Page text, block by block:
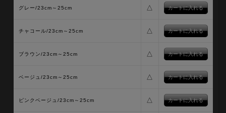
グレー/23cm～25cm △
チャコール/23cm～25cm △
ブラウン/23cm～25cm △
ベージュ/23cm～25cm △
ピンクベージュ/23cm～25cm △